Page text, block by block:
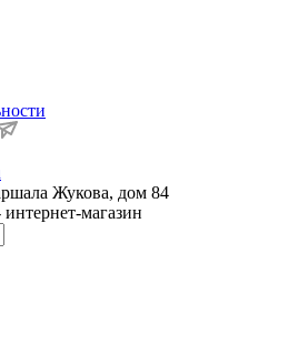
Жукова, дом 84
магазин